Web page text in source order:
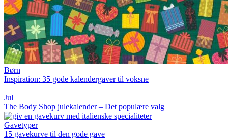
Børn
Inspiration: 35 gode kalendergaver til voksne
Jul
The Body Shop julekalender – Det populære valg
Gavetyper
15 gavekurve til den gode gave